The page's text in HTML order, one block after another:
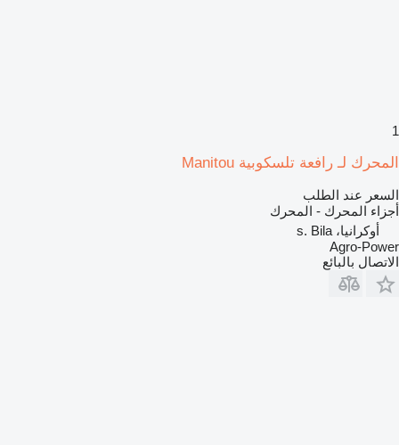
1
المحرك لـ رافعة تلسكوبية Manitou
السعر عند الطلب
أجزاء المحرك - المحرك
أوكرانيا، s. Bila
Agro-Power
الاتصال بالبائع